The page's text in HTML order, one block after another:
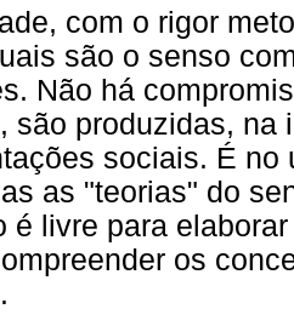
com o rigor
são o senso
Não há
são produzidas, na
sociais. É
as "teorias" do
é livre para
os